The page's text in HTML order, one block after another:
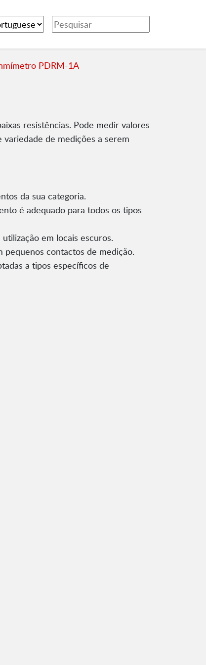
PDRM-1A
resistências. Pode medir valores
de medições a serem
da sua categoria.
é adequado para todos os tipos
em locais escuros.
pequenos contactos de medição.
a tipos específicos de